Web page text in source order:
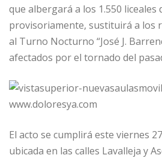
que albergará a los 1.550
provisoriamente, sustituirá a los
al Turno Nocturno “José J.
afectados por el tornado del
El acto se cumplirá este viernes
ubicada en las calles Lavalleja y